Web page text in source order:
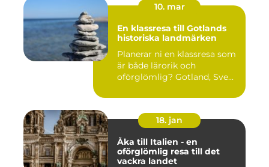
10. mar
En klassresa till Gotlands
historiska landmärken
Planerar ni en klassresa som
är både lärorik och
oförglömlig? Gotland, Sve...
18. jan
Åka till Italien - en
oförglömlig resa till det
vackra landet